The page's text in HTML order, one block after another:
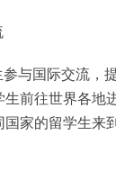
与国际交流，
前往世界各地
家的留学生来